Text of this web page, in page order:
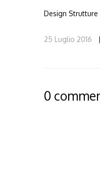
Design Strutture
25 Luglio 2016
0